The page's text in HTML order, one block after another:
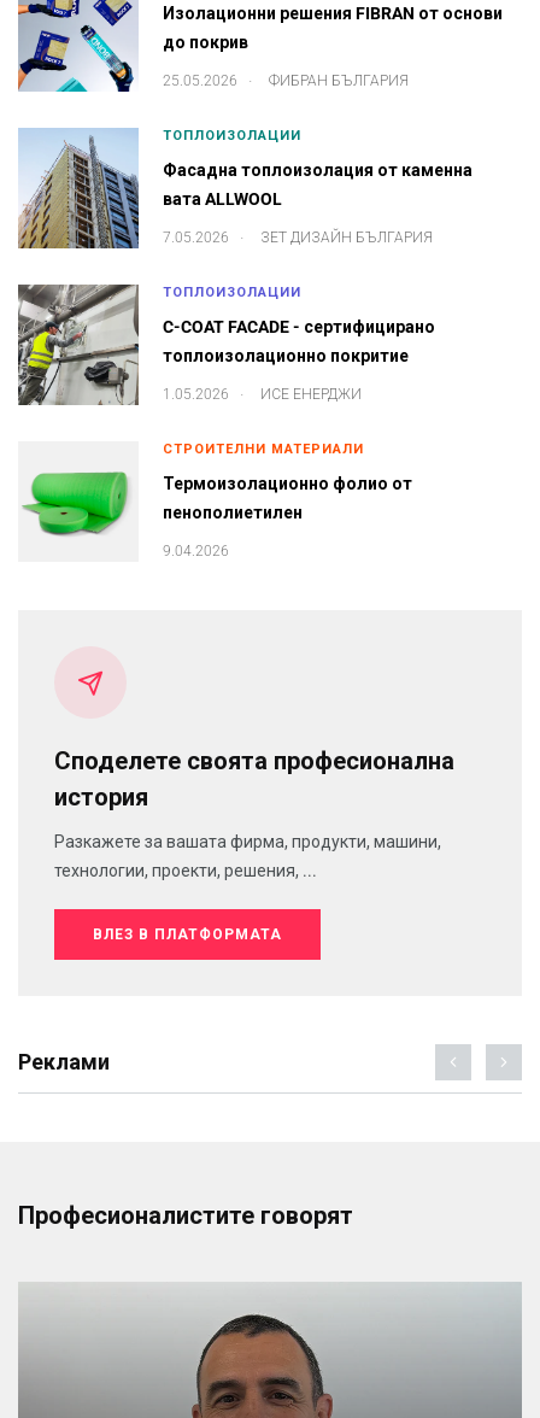
Изолационни решения FIBRAN от основи
до покрив
25.05.2026 ФИБРАН БЪЛГАРИЯ
ТОПЛОИЗОЛАЦИИ
Фасадна топлоизолация от каменна
вата ALLWOOL
7.05.2026 ЗЕТ ДИЗАЙН БЪЛГАРИЯ
ТОПЛОИЗОЛАЦИИ
C-COAT FACADE - сертифицирано
топлоизолационно покритие
1.05.2026 ИСЕ ЕНЕРДЖИ
СТРОИТЕЛНИ МАТЕРИАЛИ
Термоизолационно фолио от
пенополиетилен
9.04.2026
Споделете своята професионална
история
Разкажете за вашата фирма, продукти, машини,
технологии, проекти, решения, ...
ВЛЕЗ В ПЛАТФОРМАТА
Реклами
Професионалистите говорят